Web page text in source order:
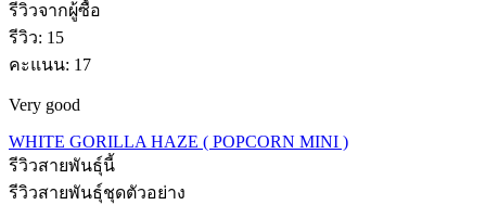
รีวิวจากผู้ซื้อ
รีวิว: 15
คะแนน: 17
Very good
WHITE GORILLA HAZE ( POPCORN MINI )
รีวิวสายพันธุ์นี้
รีวิวสายพันธุ์ชุดตัวอย่าง